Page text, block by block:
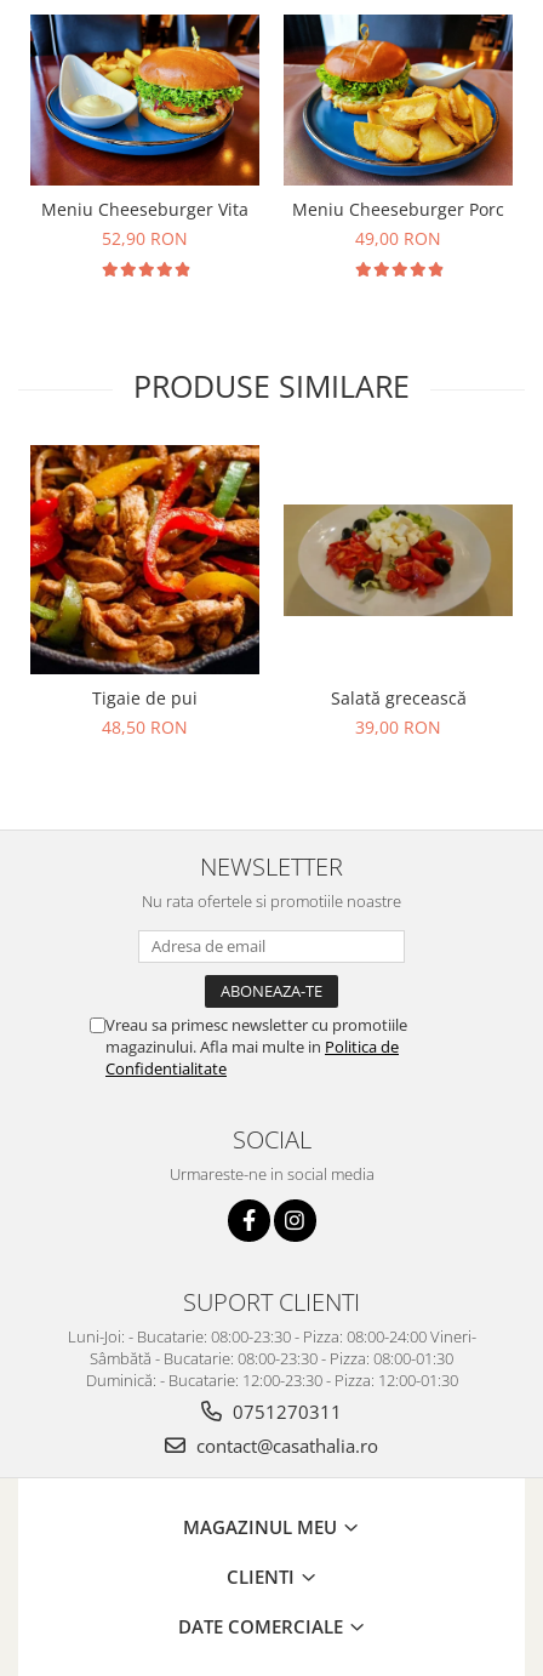
Meniu Cheeseburger Vita
52,90 RON
Meniu Cheeseburger Porc
49,00 RON
PRODUSE SIMILARE
Tigaie de pui
48,50 RON
Salată grecească
39,00 RON
NEWSLETTER
Nu rata ofertele si promotiile noastre
Vreau sa primesc newsletter cu promotiile
magazinului. Afla mai multe in Politica de
Confidentialitate
SOCIAL
Urmareste-ne in social media
SUPORT CLIENTI
Luni-Joi: - Bucatarie: 08:00-23:30 - Pizza: 08:00-24:00 Vineri-
Sâmbătă - Bucatarie: 08:00-23:30 - Pizza: 08:00-01:30
Duminică: - Bucatarie: 12:00-23:30 - Pizza: 12:00-01:30
0751270311
contact@casathalia.ro
MAGAZINUL MEU
CLIENTI
DATE COMERCIALE